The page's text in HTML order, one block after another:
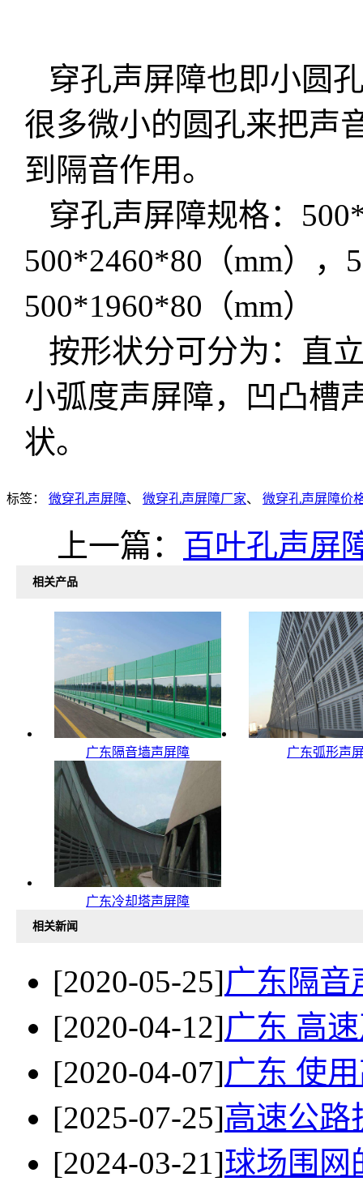
穿孔声屏障也即小圆
很多微小的圆孔来把声
到隔音作用。
穿孔声屏障规格：
500*2460*80（mm），
500*1960*80（mm）
按形状分可分为：直
小弧度声屏障，凹凸槽
状。
标签： 微穿孔声屏障、 微穿孔声屏障厂家、 微穿孔声屏障价
上一篇： 百叶孔声屏
相关产品
广东隔音墙声屏障 广东弧形声
广东冷却塔声屏障
相关新闻
[2020-05-25]广东隔音
[2020-04-12]广东 高
[2020-04-07]广东 使
[2025-07-25]高速公路
[2024-03-21]球场围网